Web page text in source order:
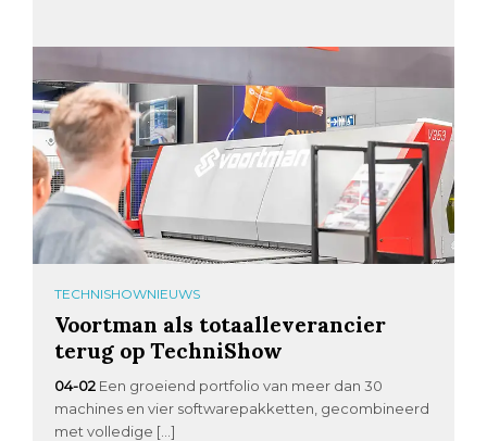
TECHNISHOWNIEUWS
Voortman als totaalleverancier
terug op TechniShow
04-02 Een groeiend portfolio van meer dan 30
machines en vier softwarepakketten, gecombineerd
met volledige […]